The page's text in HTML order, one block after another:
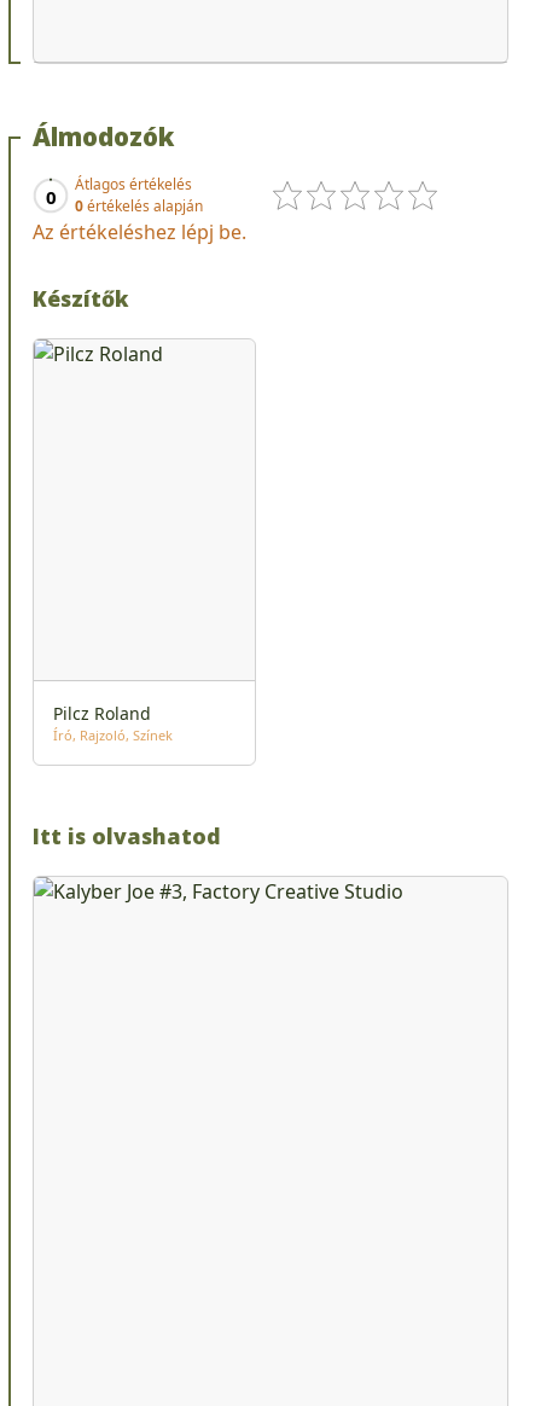
Álmodozók
0
Átlagos értékelés
0értékelés alapján
Az értékeléshez lépj be.
Készítők
Pilcz Roland
Író Rajzoló Színek
Itt is olvashatod